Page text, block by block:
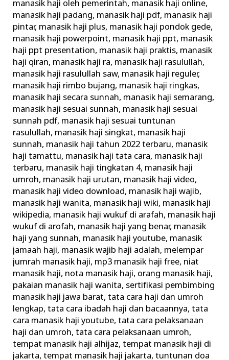
manasik haji oleh pemerintah, manasik haji online,
manasik haji padang, manasik haji pdf, manasik haji
pintar, manasik haji plus, manasik haji pondok gede,
manasik haji powerpoint, manasik haji ppt, manasik
haji ppt presentation, manasik haji praktis, manasik
haji qiran, manasik haji ra, manasik haji rasulullah,
manasik haji rasulullah saw, manasik haji reguler,
manasik haji rimbo bujang, manasik haji ringkas,
manasik haji secara sunnah, manasik haji semarang,
manasik haji sesuai sunnah, manasik haji sesuai
sunnah pdf, manasik haji sesuai tuntunan
rasulullah, manasik haji singkat, manasik haji
sunnah, manasik haji tahun 2022 terbaru, manasik
haji tamattu, manasik haji tata cara, manasik haji
terbaru, manasik haji tingkatan 4, manasik haji
umroh, manasik haji urutan, manasik haji video,
manasik haji video download, manasik haji wajib,
manasik haji wanita, manasik haji wiki, manasik haji
wikipedia, manasik haji wukuf di arafah, manasik haji
wukuf di arofah, manasik haji yang benar, manasik
haji yang sunnah, manasik haji youtube, manasik
jamaah haji, manasik wajib haji adalah, melempar
jumrah manasik haji, mp3 manasik haji free, niat
manasik haji, nota manasik haji, orang manasik haji,
pakaian manasik haji wanita, sertifikasi pembimbing
manasik haji jawa barat,tata cara haji dan umroh
lengkap,tata cara ibadah haji dan bacaannya,tata
cara manasik haji youtube,tata cara pelaksanaan
haji dan umroh,tata cara pelaksanaan umroh,
tempat manasik haji alhijaz,tempat manasik haji di
jakarta,tempat manasik haji jakarta,tuntunan doa